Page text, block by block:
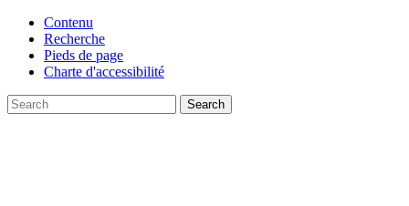
Contenu
Recherche
Pieds de page
Charte d'accessibilité